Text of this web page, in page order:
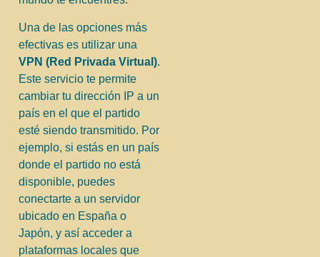
Una de las opciones más
efectivas es utilizar una
VPN (Red Privada Virtual).
Este servicio te permite
cambiar tu dirección IP a un
país en el que el partido
esté siendo transmitido. Por
ejemplo, si estás en un país
donde el partido no está
disponible, puedes
conectarte a un servidor
ubicado en España o
Japón, y así acceder a
plataformas locales que